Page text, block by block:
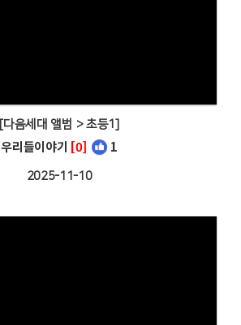
[다음세대 앨범 > 초등1]
우리들이야기 [0] 1
2025-11-10